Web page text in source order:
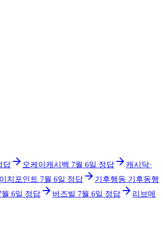
답 오케이캐시백 7월 6일 정답
캐시닥·
치포인트 7월 6일 정답
기후행동 기후동행
월 6일 정답 버즈빌 7월 6일 정답
리브메